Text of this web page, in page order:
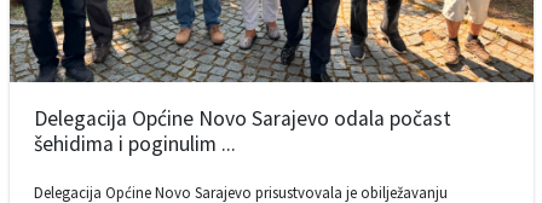
Delegacija Općine Novo Sarajevo odala počast
šehidima i poginulim ...
Delegacija Općine Novo Sarajevo prisustvovala je obilježavanju